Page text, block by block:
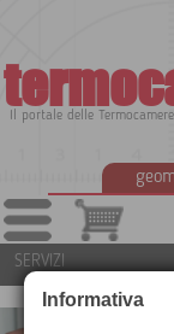
Il portale delle
SERVIZI
Informativa